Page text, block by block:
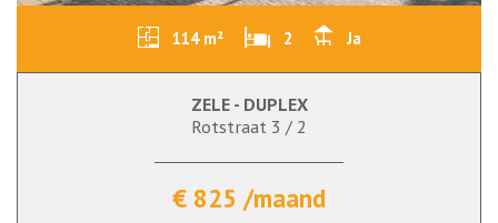
114 m² 2 Ja
ZELE - DUPLEX
Rotstraat 3 / 2
€ 825 /maand